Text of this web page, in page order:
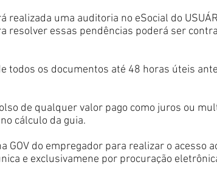
realizada uma auditoria no eSocial do
resolver essas pendências poderá ser
todos os documentos até 48 horas úteis
de qualquer valor pago como juros ou
cálculo da guia.
GOV do empregador para realizar o acesso
e exclusivamene por procuração